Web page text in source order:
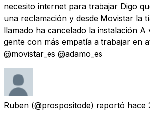
necesito internet para trabajar Digo
una reclamación y desde Movistar la
llamado ha cancelado la instalación A
gente con más empatía a trabajar en
@movistar_es @adamo_es
Ruben (@prospositode) reportó hace